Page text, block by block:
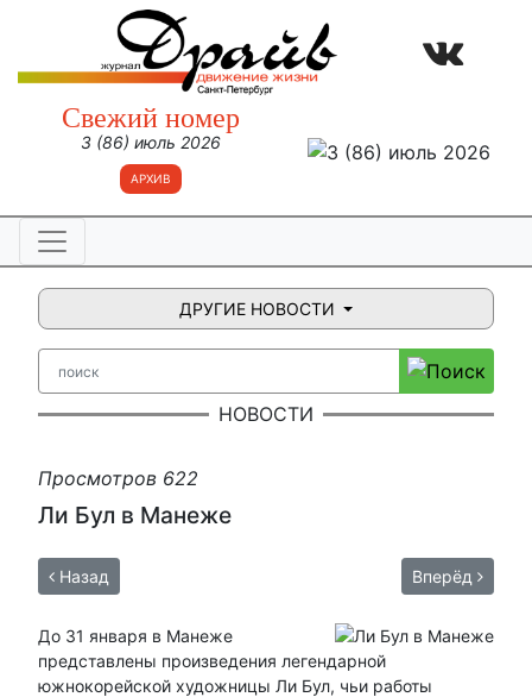
Свежий номер
3 (86) июль 2026
АРХИВ
ДРУГИЕ НОВОСТИ
НОВОСТИ
Просмотров 622
Ли Бул в Манеже
Назад Вперёд
До 31 января в Манеже
представлены произведения легендарной
южнокорейской художницы Ли Бул, чьи работы